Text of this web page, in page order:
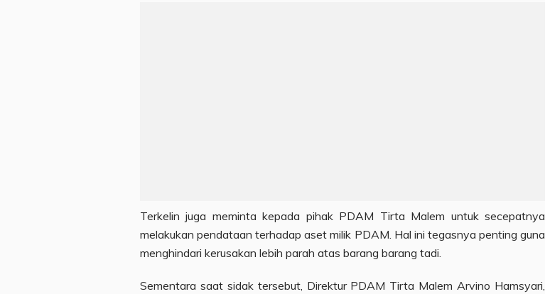
Terkelin juga meminta kepada pihak PDAM Tirta Malem untuk secepatnya
melakukan pendataan terhadap aset milik PDAM. Hal ini tegasnya penting guna
menghindari kerusakan lebih parah atas barang barang tadi.
Sementara saat sidak tersebut, Direktur PDAM Tirta Malem Arvino Hamsyari,